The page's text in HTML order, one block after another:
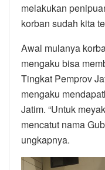
melakukan
korban sudah kita
Awal mulanya
mengaku bisa
Tingkat Pemprov
mengaku
Jatim. “Untuk
mencatut nama
ungkapnya.